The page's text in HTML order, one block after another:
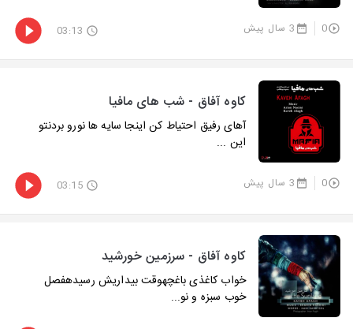
0 3 سال پیش 03:13
کاوه آفاق - شب های مافیا
آهای رفیق احتیاط کن اینجا سایه ها نورو بردنتو
این ...
0 3 سال پیش 03:15
کاوه آفاق - سرزمین خورشید
خواب کاغذی باغچهوقت بیداریش رسیدهفصل
خوب سبزه و نو...